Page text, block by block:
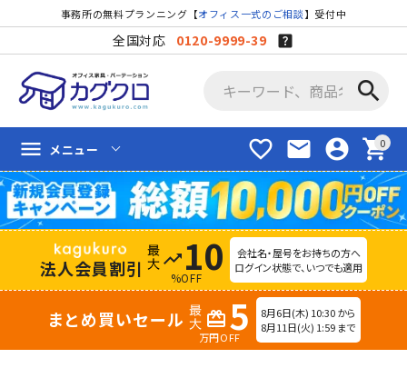
事務所の無料プランニング【オフィス一式のご相談】受付中
全国対応 0120-9999-39
search
favorite_border mail account_circle shopping_cart
menu メニュー
法人会員割引 trending_up 10
%OFF
会社名・屋号をお持ちの方へ
ログイン状態で、いつでも適用
まとめ買いセール redeem 5
万円OFF
8月6日(木) 10:30 から
8月11日(火) 1:59 まで